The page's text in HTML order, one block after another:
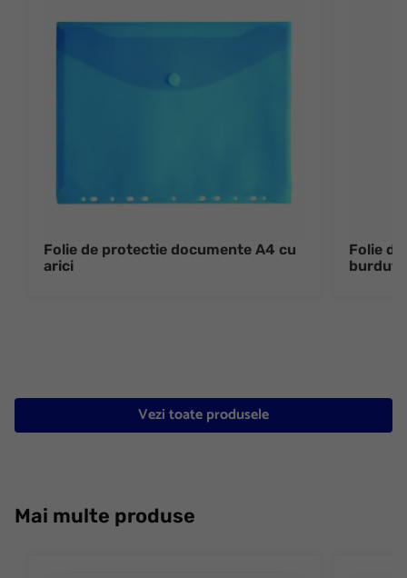
Folie de protectie documente A4 cu
arici
Folie
burduf
Vezi toate produsele
Mai multe produse